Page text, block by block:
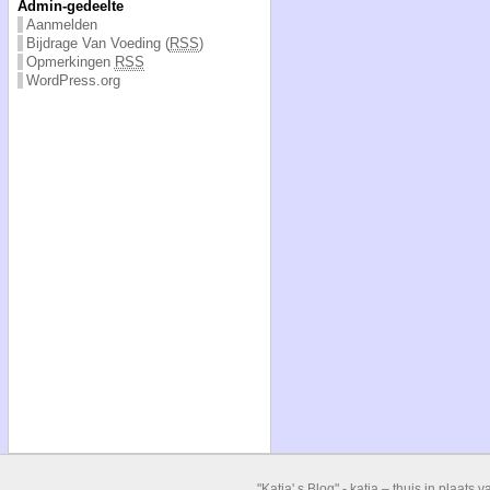
Admin-gedeelte
Aanmelden
Bijdrage Van Voeding (RSS)
Opmerkingen RSS
WordPress.org